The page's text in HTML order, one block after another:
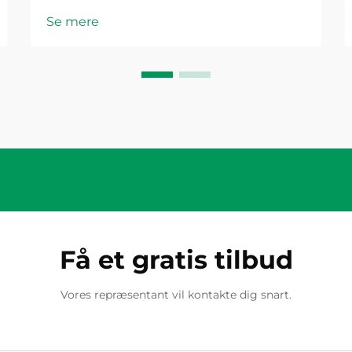
beskytte værdifulde udstyr mod
disse systemer fungerer
Se mere
Få et gratis tilbud
Vores repræsentant vil kontakte dig snart.